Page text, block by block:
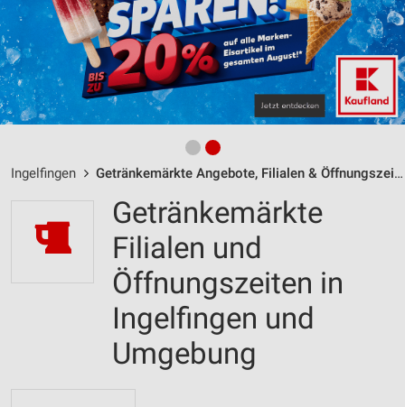
Ingelfingen Getränkemärkte Angebote, Filialen & Öffnungszeiten
Getränkemärkte
Filialen und
Öffnungszeiten in
Ingelfingen und
Umgebung